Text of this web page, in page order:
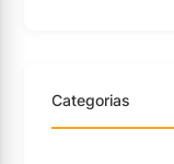
Categorias